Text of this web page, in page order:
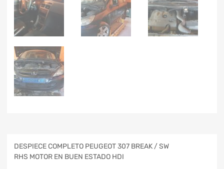
DESPIECE COMPLETO PEUGEOT 307 BREAK / SW
RHS MOTOR EN BUEN ESTADO HDI